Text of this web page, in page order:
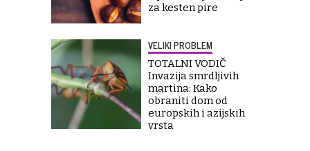
za kesten pire
VELIKI PROBLEM
TOTALNI VODIČ
Invazija smrdljivih
martina: Kako
obraniti dom od
europskih i azijskih
vrsta